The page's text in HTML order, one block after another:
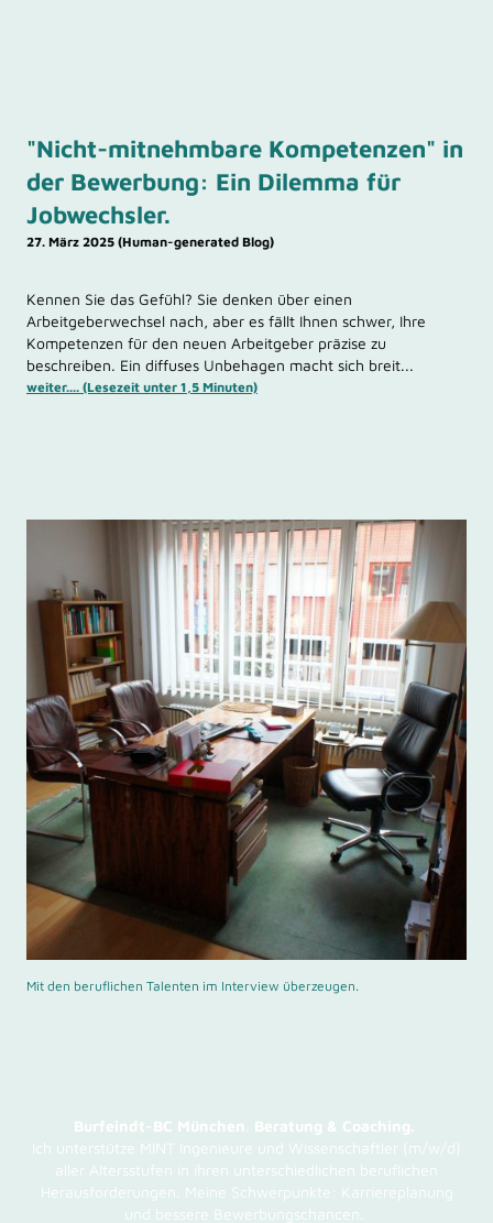
"Nicht-mitnehmbare Kompetenzen" in
der Bewerbung: Ein Dilemma für
Jobwechsler.
27. März 2025 (Human-generated Blog)
Kennen Sie das Gefühl? Sie denken über einen
Arbeitgeberwechsel nach, aber es fällt Ihnen schwer, Ihre
Kompetenzen für den neuen Arbeitgeber präzise zu
beschreiben. Ein diffuses Unbehagen macht sich breit...
weiter.... (Lesezeit unter 1,5 Minuten)
Mit den beruflichen Talenten im Interview überzeugen.
Burfeindt-BC München
Beratung & Coaching.
Ich unterstütze MINT Ingenieure und Wissenschaftler (m/w/d)
aller Altersstufen in ihren unterschiedlichen beruflichen
Herausforderungen. Meine Schwerpunkte: Karriereplanung
und bessere Bewerbungschancen.